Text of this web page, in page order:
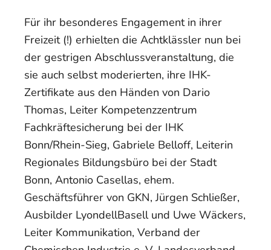
Für ihr besonderes Engagement in ihrer
Freizeit (!) erhielten die Achtklässler nun bei
der gestrigen Abschlussveranstaltung, die
sie auch selbst moderierten, ihre IHK-
Zertifikate aus den Händen von Dario
Thomas, Leiter Kompetenzzentrum
Fachkräftesicherung bei der IHK
Bonn/Rhein-Sieg, Gabriele Belloff, Leiterin
Regionales Bildungsbüro bei der Stadt
Bonn, Antonio Casellas, ehem.
Geschäftsführer von GKN, Jürgen Schließer,
Ausbilder LyondellBasell und Uwe Wäckers,
Leiter Kommunikation, Verband der